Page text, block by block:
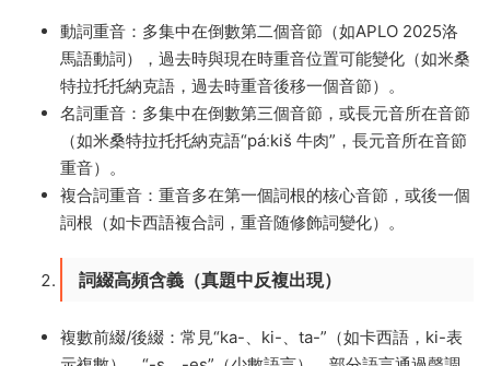
動詞重音：多集中在倒數第二個音節（如APLO 2025洛
馬語動詞），過去時與現在時重音位置可能變化（如米桑
特拉托托納克語，過去時重音後移一個音節）。
名詞重音：多集中在倒數第三個音節，或長元音所在音節
（如米桑特拉托托納克語“páːkiš 牛肉”，長元音所在音節
重音）。
複合詞重音：重音多在第一個詞根的核心音節，或後一個
詞根（如卡西語複合詞，重音随修飾詞變化）。
詞綴高頻含義（真題中反複出現）
複數前綴/後綴：常見“ka-、ki-、ta-”（如卡西語，ki-表